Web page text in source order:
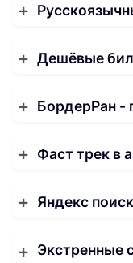
Дешёвые
БордерРан -
Фаст трек в
Яндекс
Экстренные